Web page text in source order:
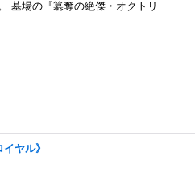
墓場の『簒奪の絶傑・オクトリ
ヤル》